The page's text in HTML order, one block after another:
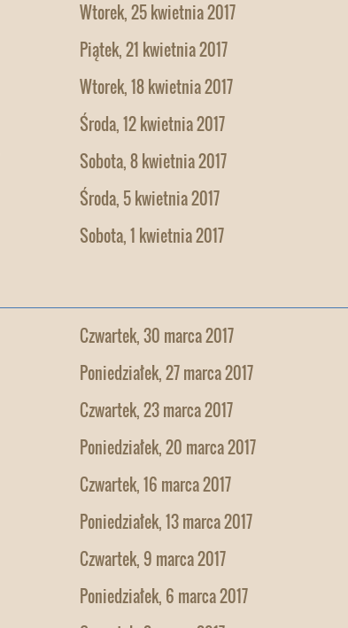
Wtorek, 25 kwietnia 2017
Piątek, 21 kwietnia 2017
Wtorek, 18 kwietnia 2017
Środa, 12 kwietnia 2017
Sobota, 8 kwietnia 2017
Środa, 5 kwietnia 2017
Sobota, 1 kwietnia 2017
Czwartek, 30 marca 2017
Poniedziałek, 27 marca 2017
Czwartek, 23 marca 2017
Poniedziałek, 20 marca 2017
Czwartek, 16 marca 2017
Poniedziałek, 13 marca 2017
Czwartek, 9 marca 2017
Poniedziałek, 6 marca 2017